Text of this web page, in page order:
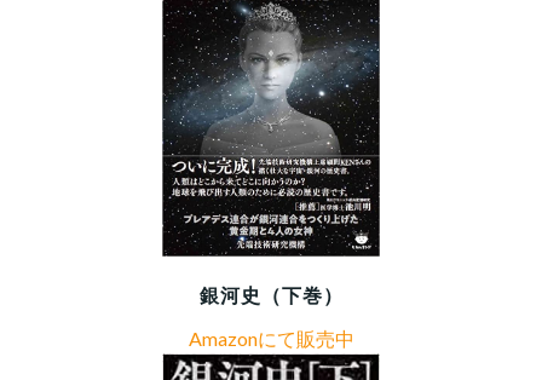
銀河史（下巻）
Amazonにて販売中